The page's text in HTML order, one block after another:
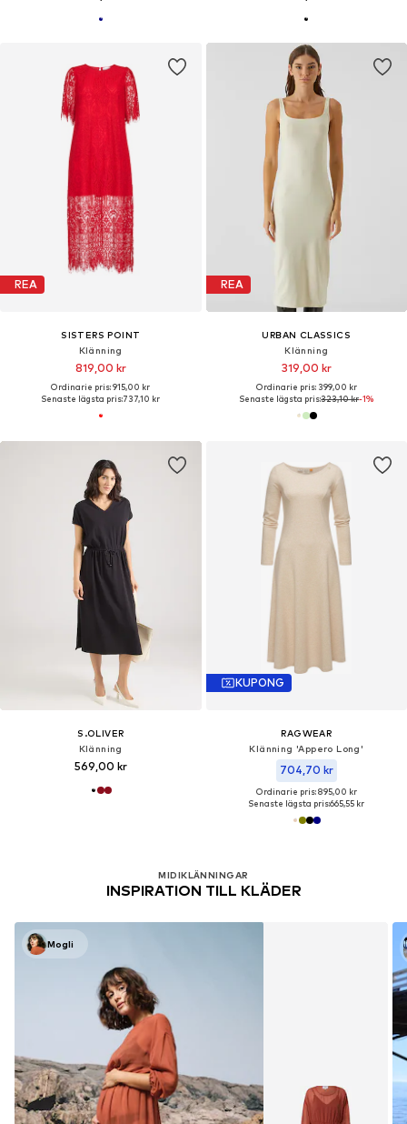
REA
SISTERS POINT
Klänning
819,00 kr
Ordinarie pris: 915,00 kr
Senaste lägsta pris:737,10 kr
REA
URBAN CLASSICS
Klänning
319,00 kr
Ordinarie pris: 399,00 kr
Senaste lägsta pris:323,10 kr-1%
S.OLIVER
Klänning
569,00 kr
KUPONG
RAGWEAR
Klänning 'Appero Long'
704,70 kr
Ordinarie pris: 895,00 kr
Senaste lägsta pris:665,55 kr
MIDIKLÄNNINGAR
INSPIRATION TILL KLÄDER
Mogli